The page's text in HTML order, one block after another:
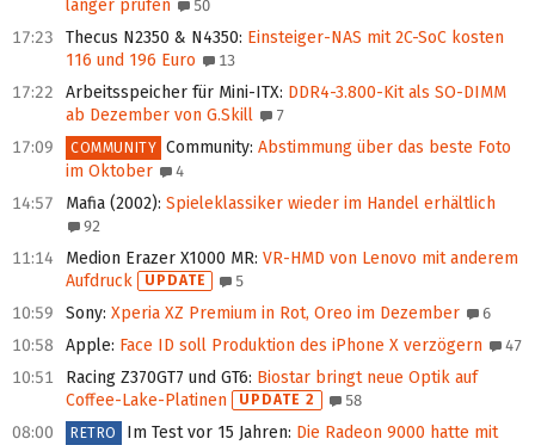
länger prüfen
50
17:23 Thecus N2350 & N4350: Einsteiger-NAS mit 2C-SoC kosten
116 und 196 Euro
13
17:22 Arbeitsspeicher für Mini-ITX: DDR4-3.800-Kit als SO-DIMM
ab Dezember von G.Skill
7
17:09 COMMUNITY Community: Abstimmung über das beste Foto
im Oktober
4
14:57 Mafia (2002): Spieleklassiker wieder im Handel erhältlich
92
11:14 Medion Erazer X1000 MR: VR-HMD von Lenovo mit anderem
Aufdruck
UPDATE 5
10:59 Sony: Xperia XZ Premium in Rot, Oreo im Dezember 6
10:58 Apple: Face ID soll Produktion des iPhone X verzögern 47
10:51 Racing Z370GT7 und GT6: Biostar bringt neue Optik auf
Coffee-Lake-Platinen
UPDATE 2 58
08:00 RETRO Im Test vor 15 Jahren: Die Radeon 9000 hatte mit